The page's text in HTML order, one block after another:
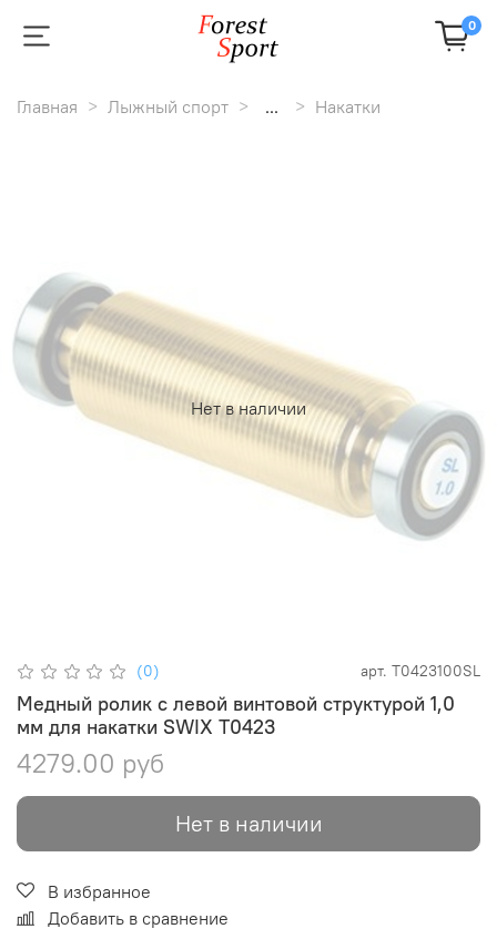
0
Главная Лыжный спорт ... Накатки
Нет в наличии
(0) арт. T0423100SL
Медный ролик с левой винтовой структурой 1,0
мм для накатки SWIX T0423
4279.00 руб
Нет в наличии
В избранное
Добавить в сравнение